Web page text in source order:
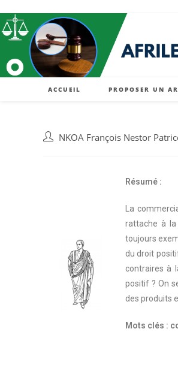
ACCUEIL PROPOSER UN
NKOA François Nestor
Résumé :
La
rattache à la
toujours
du droit
contraires à
positif ? On
des produits
Mots clés :